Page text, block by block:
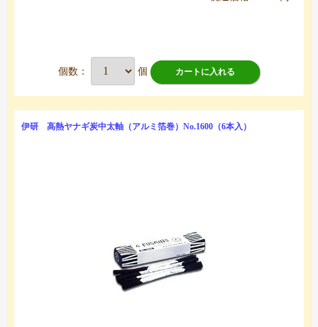
個数： 個 カートに入れる
伊研 高熱ヤナギ炭中太軸（アルミ箔巻）No.1600（6本入）